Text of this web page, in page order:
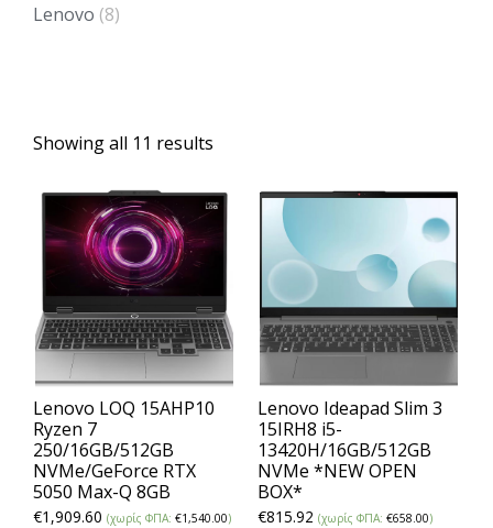
Lenovo (8)
Showing all 11 results
Lenovo LOQ 15AHP10
Ryzen 7
250/16GB/512GB
NVMe/GeForce RTX
5050 Max-Q 8GB
€1,909.60 (χωρίς ΦΠΑ: €1,540.00)
Lenovo Ideapad Slim 3
15IRH8 i5-
13420H/16GB/512GB
NVMe *NEW OPEN
BOX*
€815.92 (χωρίς ΦΠΑ: €658.00)